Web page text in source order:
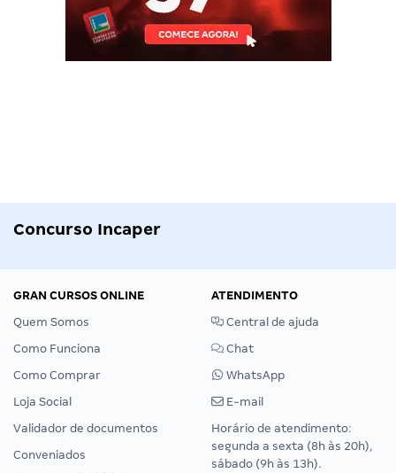
Concurso Incaper
GRAN CURSOS ONLINE
Quem Somos
Como Funciona
Como Comprar
Loja Social
Validador de documentos
Conveniados
ATENDIMENTO
Central de ajuda
Chat
WhatsApp
E-mail
Horário de atendimento:
segunda a sexta (8h às 20h),
sábado (9h às 13h).